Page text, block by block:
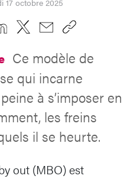
Ce modèle de
qui incarne
à s’imposer en
les freins
il se heurte.
out (MBO) est